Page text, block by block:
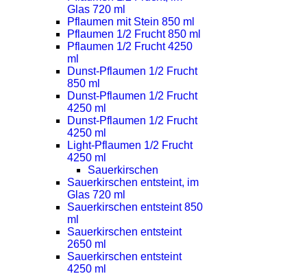
Glas 720 ml
Pflaumen mit Stein 850 ml
Pflaumen 1/2 Frucht 850 ml
Pflaumen 1/2 Frucht 4250
ml
Dunst-Pflaumen 1/2 Frucht
850 ml
Dunst-Pflaumen 1/2 Frucht
4250 ml
Dunst-Pflaumen 1/2 Frucht
4250 ml
Light-Pflaumen 1/2 Frucht
4250 ml
Sauerkirschen
Sauerkirschen entsteint, im
Glas 720 ml
Sauerkirschen entsteint 850
ml
Sauerkirschen entsteint
2650 ml
Sauerkirschen entsteint
4250 ml